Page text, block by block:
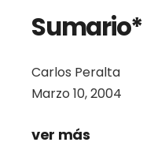
Sumario*
Carlos Peralta
Marzo 10, 2004
ver más